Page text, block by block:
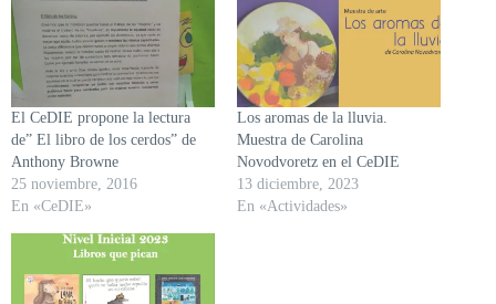
El CeDIE propone la lectura
de” El libro de los cerdos” de
Anthony Browne
25 noviembre, 2016
En «CeDIE»
Los aromas de la lluvia.
Muestra de Carolina
Novodvoretz en el CeDIE
13 diciembre, 2023
En «Actividades»